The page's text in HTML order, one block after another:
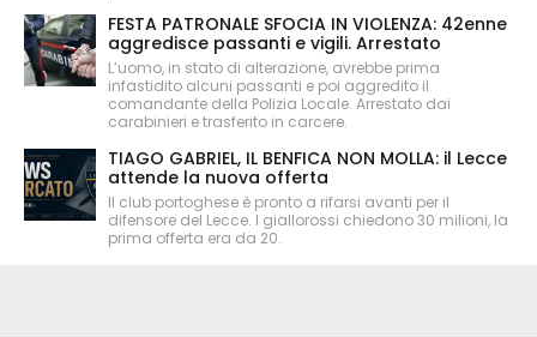
FESTA PATRONALE SFOCIA IN VIOLENZA: 42enne
aggredisce passanti e vigili. Arrestato
L’uomo, in stato di alterazione, avrebbe prima
infastidito alcuni passanti e poi aggredito il
comandante della Polizia Locale. Arrestato dai
carabinieri e trasferito in carcere.
TIAGO GABRIEL, IL BENFICA NON MOLLA: il Lecce
attende la nuova offerta
Il club portoghese è pronto a rifarsi avanti per il
difensore del Lecce. I giallorossi chiedono 30 milioni, la
prima offerta era da 20.